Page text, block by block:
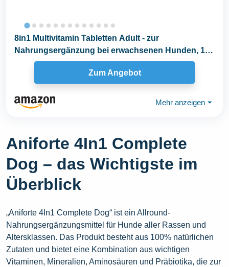
8in1 Multivitamin Tabletten Adult - zur
Nahrungsergänzung bei erwachsenen Hunden, 1
Dose...
Zum Angebot
Mehr anzeigen ⏷
Aniforte 4In1 Complete
Dog – das Wichtigste im
Überblick
„Aniforte 4In1 Complete Dog“ ist ein Allround-
Nahrungsergänzungsmittel für Hunde aller Rassen und
Altersklassen. Das Produkt besteht aus 100% natürlichen
Zutaten und bietet eine Kombination aus wichtigen
Vitaminen, Mineralien, Aminosäuren und Präbiotika, die zur